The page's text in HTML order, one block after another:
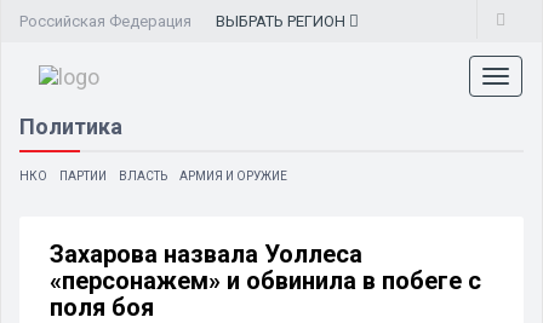
Российская Федерация ВЫБРАТЬ РЕГИОН
Политика
НКО ПАРТИИ ВЛАСТЬ АРМИЯ И ОРУЖИЕ
Захарова назвала Уоллеса
«персонажем» и обвинила в побеге с
поля боя